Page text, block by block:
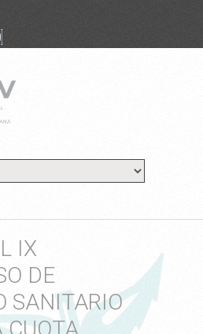
IX
DE
SANITARIO